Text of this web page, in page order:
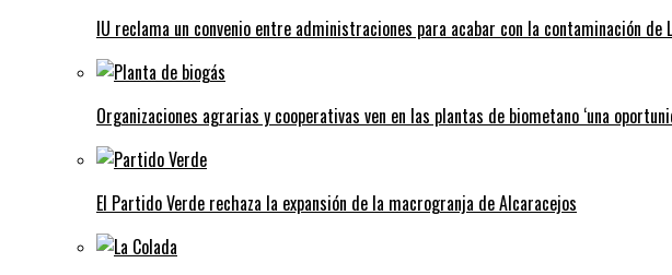
IU reclama un convenio entre administraciones para acabar con la contaminación de
Organizaciones agrarias y cooperativas ven en las plantas de biometano ‘una
El Partido Verde rechaza la expansión de la macrogranja de Alcaracejos